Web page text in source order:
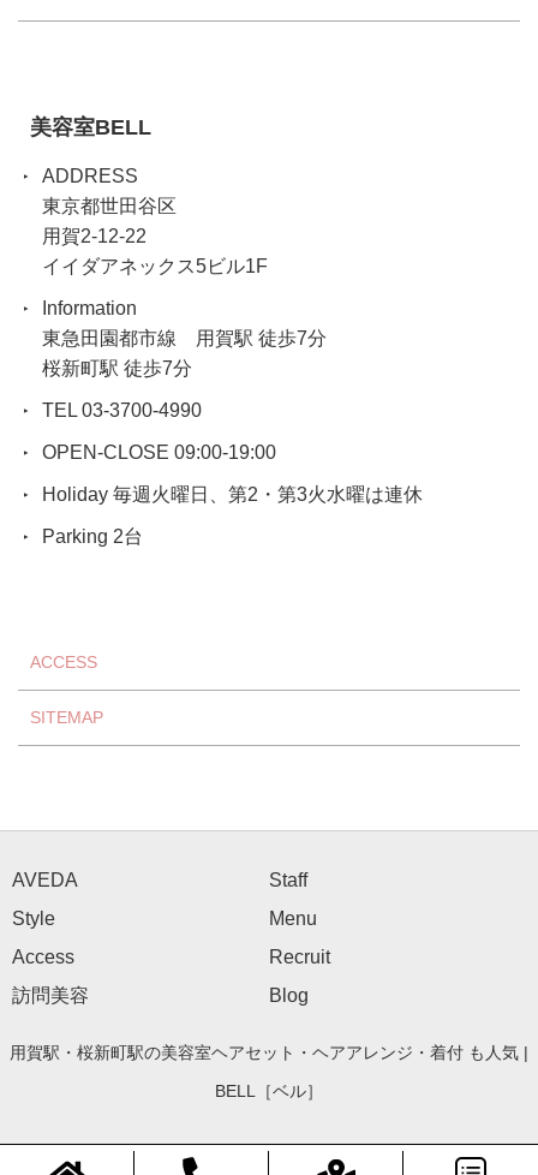
美容室BELL
ADDRESS
東京都世田谷区
用賀2-12-22
イイダアネックス5ビル1F
Information
東急田園都市線 用賀駅 徒歩7分
桜新町駅 徒歩7分
TEL 03-3700-4990
OPEN-CLOSE 09:00-19:00
Holiday 毎週火曜日、第2・第3火水曜は連休
Parking 2台
ACCESS
SITEMAP
AVEDA
Staff
Style
Menu
Access
Recruit
訪問美容
Blog
用賀駅・桜新町駅の美容室ヘアセット・ヘアアレンジ・着付 も人気 |
BELL［ベル］